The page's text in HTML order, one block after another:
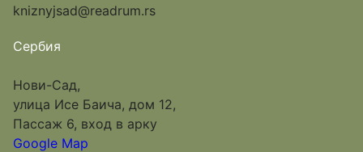
kniznyjsad@readrum.rs
Сербия
Нови-Сад,
улица Исе Баича, дом 12,
Пассаж 6, вход в арку
Google Map